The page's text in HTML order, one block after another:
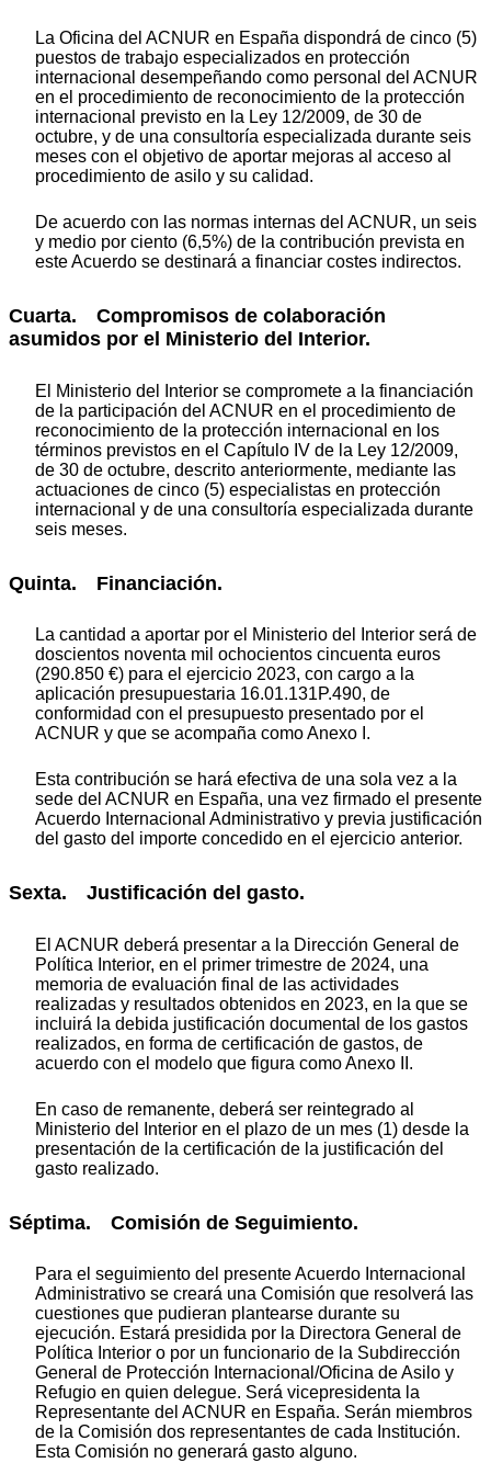
La Oficina del ACNUR en España dispondrá de cinco (5)
puestos de trabajo especializados en protección
internacional desempeñando como personal del ACNUR
en el procedimiento de reconocimiento de la protección
internacional previsto en la Ley 12/2009, de 30 de
octubre, y de una consultoría especializada durante seis
meses con el objetivo de aportar mejoras al acceso al
procedimiento de asilo y su calidad.
De acuerdo con las normas internas del ACNUR, un seis
y medio por ciento (6,5%) de la contribución prevista en
este Acuerdo se destinará a financiar costes indirectos.
Cuarta. Compromisos de colaboración
asumidos por el Ministerio del Interior.
El Ministerio del Interior se compromete a la financiación
de la participación del ACNUR en el procedimiento de
reconocimiento de la protección internacional en los
términos previstos en el Capítulo IV de la Ley 12/2009,
de 30 de octubre, descrito anteriormente, mediante las
actuaciones de cinco (5) especialistas en protección
internacional y de una consultoría especializada durante
seis meses.
Quinta. Financiación.
La cantidad a aportar por el Ministerio del Interior será de
doscientos noventa mil ochocientos cincuenta euros
(290.850 €) para el ejercicio 2023, con cargo a la
aplicación presupuestaria 16.01.131P.490, de
conformidad con el presupuesto presentado por el
ACNUR y que se acompaña como Anexo I.
Esta contribución se hará efectiva de una sola vez a la
sede del ACNUR en España, una vez firmado el presente
Acuerdo Internacional Administrativo y previa justificación
del gasto del importe concedido en el ejercicio anterior.
Sexta. Justificación del gasto.
El ACNUR deberá presentar a la Dirección General de
Política Interior, en el primer trimestre de 2024, una
memoria de evaluación final de las actividades
realizadas y resultados obtenidos en 2023, en la que se
incluirá la debida justificación documental de los gastos
realizados, en forma de certificación de gastos, de
acuerdo con el modelo que figura como Anexo II.
En caso de remanente, deberá ser reintegrado al
Ministerio del Interior en el plazo de un mes (1) desde la
presentación de la certificación de la justificación del
gasto realizado.
Séptima. Comisión de Seguimiento.
Para el seguimiento del presente Acuerdo Internacional
Administrativo se creará una Comisión que resolverá las
cuestiones que pudieran plantearse durante su
ejecución. Estará presidida por la Directora General de
Política Interior o por un funcionario de la Subdirección
General de Protección Internacional/Oficina de Asilo y
Refugio en quien delegue. Será vicepresidenta la
Representante del ACNUR en España. Serán miembros
de la Comisión dos representantes de cada Institución.
Esta Comisión no generará gasto alguno.